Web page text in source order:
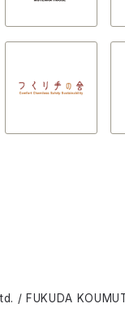
/ FUKUDA